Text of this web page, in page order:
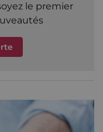
le premier